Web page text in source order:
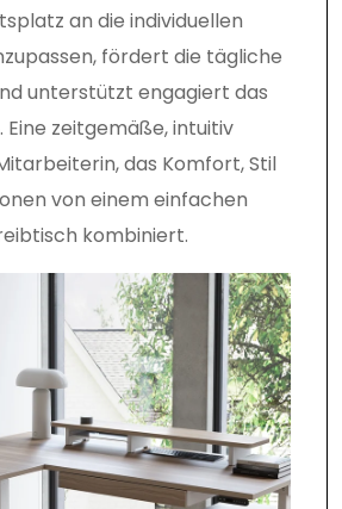
an die individuellen
fördert die tägliche
unterstützt engagiert das
Eine zeitgemäße, intuitiv
das Komfort, Stil
von einem einfachen
kombiniert.